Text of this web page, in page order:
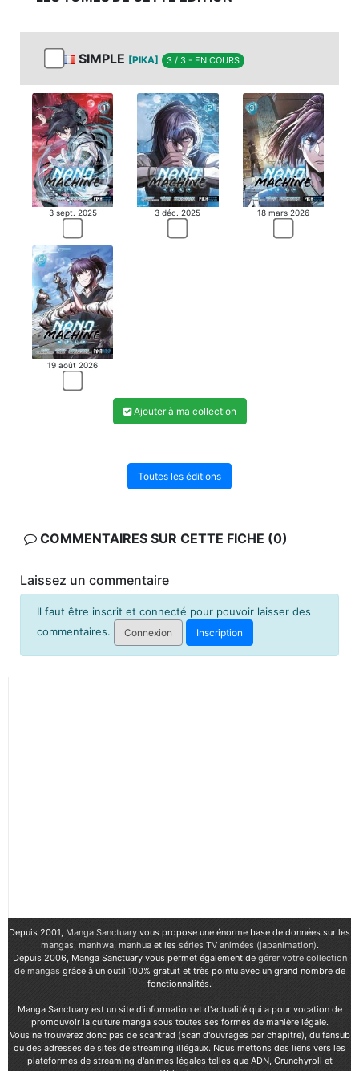
SIMPLE [PIKA] 3 / 3 - EN COURS
3 sept. 2025 3 déc. 2025 18 mars 2026
19 août 2026
Ajouter à ma collection
Toutes les éditions
COMMENTAIRES SUR CETTE FICHE (0)
Laissez un commentaire
Il faut être inscrit et connecté pour pouvoir laisser des
commentaires.
Connexion Inscription
Depuis 2001, Manga Sanctuary vous propose une énorme base de données sur les
mangas, manhwa, manhuaet les séries TV animées (japanimation).
Depuis 2006, Manga Sanctuary vous permet également de gérer votre collection
de mangasgrâce à un outil 100% gratuit et très pointu avec un grand nombre de
fonctionnalités.
Manga Sanctuary est un site d'information et d'actualité qui a pour vocation de
promouvoir la culture manga sous toutes ses formes de manière légale.
Vous ne trouverez donc pas de scantrad (scan d'ouvrages par chapitre), du fansub
ou des adresses de sites de streaming illégaux. Nous mettons des liens vers les
plateformes de streaming d'animes légales telles que ADN, Crunchyroll et